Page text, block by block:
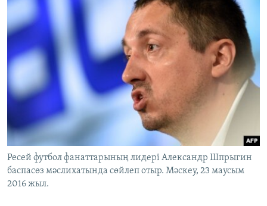
Ресей футбол фанаттарының лидері Александр Шпрыгин
баспасөз мәслихатында сөйлеп отыр. Мәскеу, 23 маусым
2016 жыл.